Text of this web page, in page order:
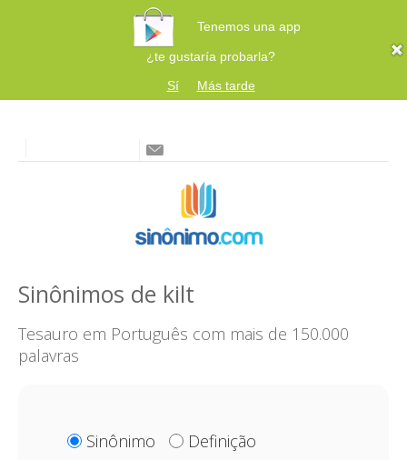
Tenemos una app
¿te gustaría probarla?
Sí
Más tarde
Sinônimos de kilt
Tesauro em Português com mais de 150.000
palavras
Sinônimo
Definição